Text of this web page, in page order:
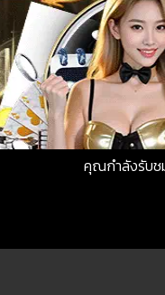
คุณกำลังรับ